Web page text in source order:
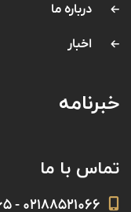
درباره ما
اخبار
خبرنامه
تماس با ما
۰۲۱۸۸۵۲۱۰۶۶ - ۰۲۱۸۸۵۲۱۰۶۵